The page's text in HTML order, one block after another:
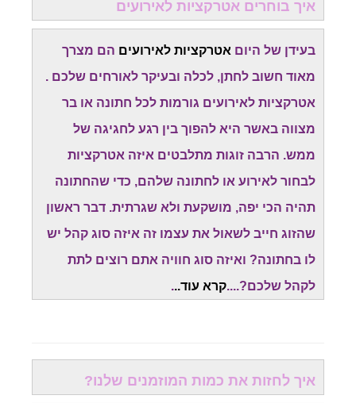
איך בוחרים אטרקציות לאירועים
בעידן של היום אטרקציות לאירועים הם מצרך
מאוד חשוב לחתן, לכלה ובעיקר לאורחים שלכם .
אטרקציות לאירועים גורמות לכל חתונה או בר
מצווה באשר היא להפוך בין רגע לחגיגה של
ממש. הרבה זוגות מתלבטים איזה אטרקציות
לבחור לאירוע או לחתונה שלהם, כדי שהחתונה
תהיה הכי יפה, מושקעת ולא שגרתית. דבר ראשון
שהזוג חייב לשאול את עצמו זה איזה סוג קהל יש
לו בחתונה? ואיזה סוג חוויה אתם רוצים לתת
לקהל שלכם?....קרא עוד...
איך לחזות את כמות המוזמנים שלנו?